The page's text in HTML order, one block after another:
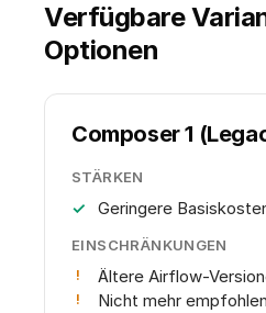
Verfügbare
Optionen
Composer 1
STÄRKEN
Geringere
EINSCHRÄNKUNGEN
Ältere Airflow-
Nicht mehr